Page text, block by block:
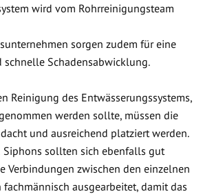
wird vom Rohrreinigungsteam
sorgen zudem für eine
Schadensabwicklung.
Reinigung des Entwässerungssystems,
werden sollte, müssen die
und ausreichend platziert werden.
Siphons sollten sich ebenfalls gut
Verbindungen zwischen den einzelnen
ausgearbeitet, damit das